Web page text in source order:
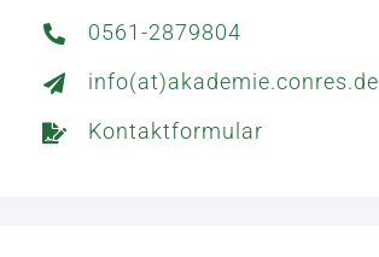
0561-2879804
info(at)akademie.conres.de
Kontaktformular